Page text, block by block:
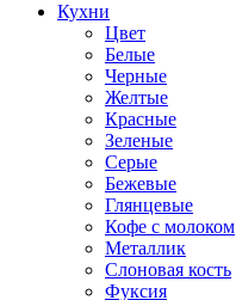
Кухни
Цвет
Белые
Черные
Желтые
Красные
Зеленые
Серые
Бежевые
Глянцевые
Кофе с молоком
Металлик
Слоновая кость
Фуксия